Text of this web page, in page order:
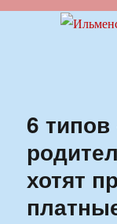
песни
6
хотят